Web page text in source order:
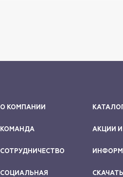
О КОМПАНИИ
КОМАНДА
СОТРУДНИЧЕСТВО
СОЦИАЛЬНАЯ
АКЦИИ